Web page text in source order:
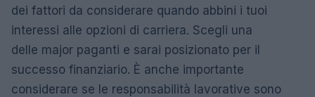
dei fattori da considerare quando abbini i tuoi
interessi alle opzioni di carriera. Scegli una
delle major paganti e sarai posizionato per il
successo finanziario. È anche importante
considerare se le responsabilità lavorative sono